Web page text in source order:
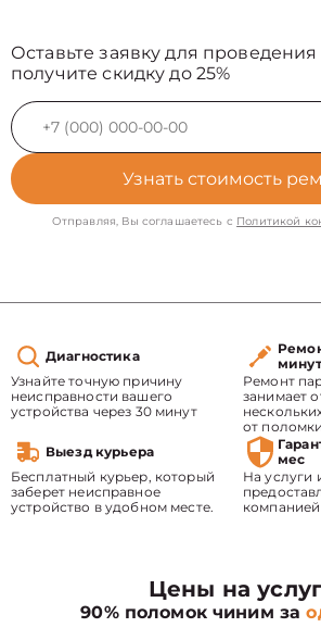
Оставьте заявку для
получите скидку до 25%
Узнать стоимость
Отправляя, Вы соглашаетесь с Политикой
Диагностика
Узнайте точную причину
неисправности вашего
устройства через 30 минут
минут
Ремонт
занимает
от поломки
Выезд курьера
Бесплатный курьер, который
заберет неисправное
устройство в удобном месте.
мес
На услуги
компанией
Цены на
90% поломок чиним за